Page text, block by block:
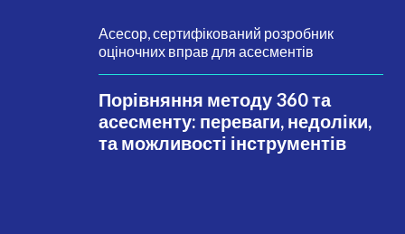
Асесор, сертифікований розробник
оціночних вправ для асесментів
Порівняння методу 360 та
асесменту: переваги, недоліки,
та можливості інструментів